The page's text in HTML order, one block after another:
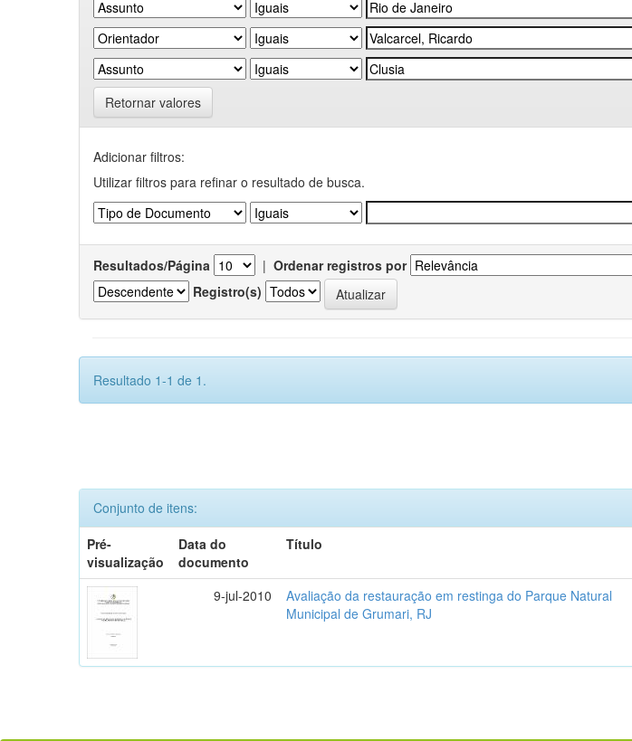
Retornar valores
Adicionar filtros:
Utilizar filtros para refinar o resultado de busca.
Resultados/Página | Ordenar registros por
Registro(s)
Resultado 1-1 de 1.
Conjunto de itens:
Pré-
visualização
Data do
documento
Título
9-jul-2010
Avaliação da restauração em restinga do Parque Natural
Municipal de Grumari, RJ